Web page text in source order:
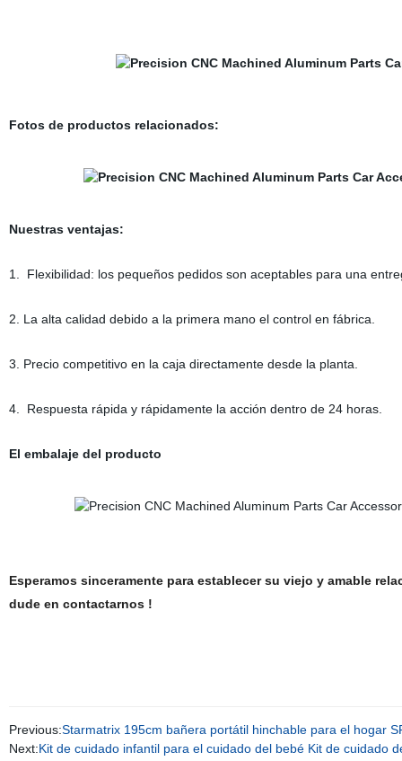
Fotos de productos relacionados:
Nuestras ventajas:
1. Flexibilidad: los pequeños pedidos son aceptables para una
2. La alta calidad debido a la primera mano el control en fábrica.
3. Precio competitivo en la caja directamente desde la planta.
4. Respuesta rápida y rápidamente la acción dentro de 24 horas.
El embalaje del producto
Esperamos sinceramente para establecer su viejo y amable
dude en contactarnos !
Previous:Starmatrix 195cm bañera portátil hinchable para el hogar
Next:Kit de cuidado infantil para el cuidado del bebé Kit de cuidado